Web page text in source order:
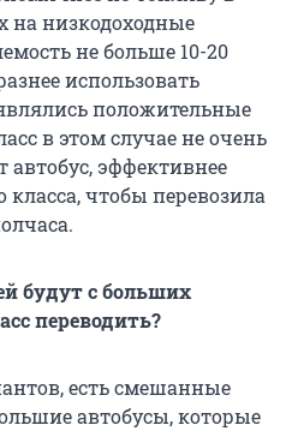
на низкодоходные
не больше 10-20
использовать
положительные
в этом случае не очень
автобус, эффективнее
чтобы перевозила
будут с больших
переводить?
есть смешанные
автобусы, которые